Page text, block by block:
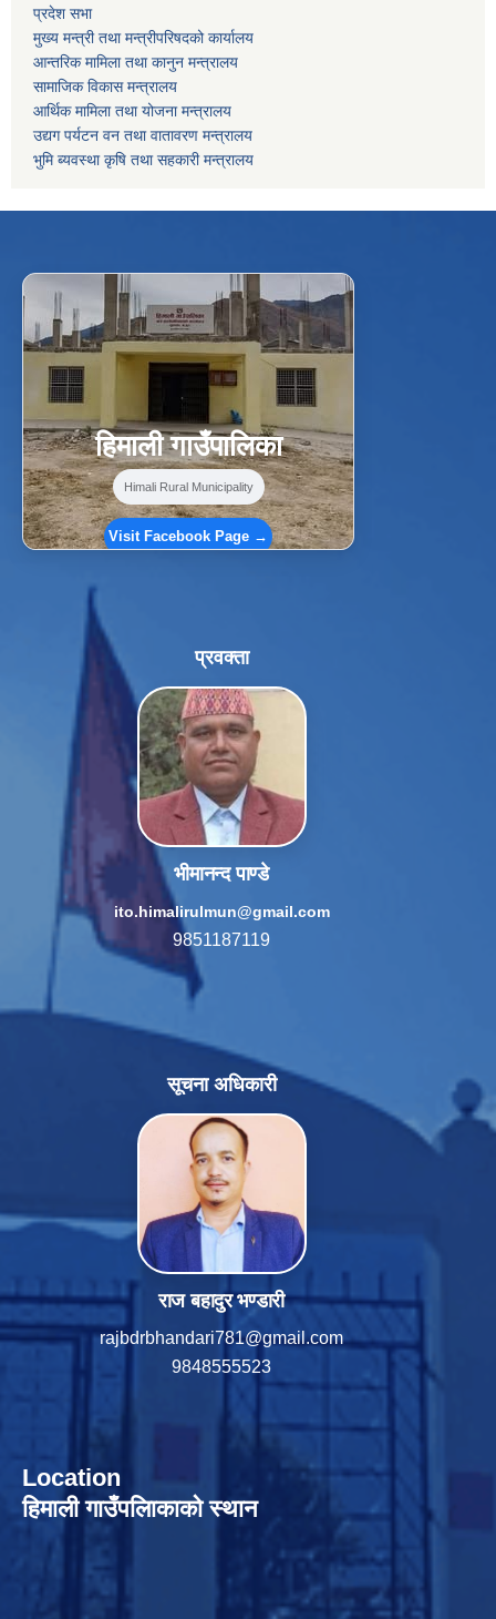
प्रदेश सभा
मुख्य मन्त्री तथा मन्त्रीपरिषदको कार्यालय
आन्तरिक मामिला तथा कानुन मन्त्रालय
सामाजिक विकास मन्त्रालय
आर्थिक मामिला तथा योजना मन्त्रालय
उद्यग पर्यटन वन तथा वातावरण मन्त्रालय
भुमि ब्यवस्था कृषि तथा सहकारी मन्त्रालय
f Facebook ⋯
हिमाली गाउँपालिका
Himali Rural Municipality
Visit Facebook Page →
प्रवक्ता
भीमानन्द पाण्डे
ito.himalirulmun@gmail.com
9851187119
सूचना अधिकारी
राज बहादुर भण्डारी
rajbdrbhandari781@gmail.com
9848555523
Location
हिमाली गाउँपलािकाको स्थान